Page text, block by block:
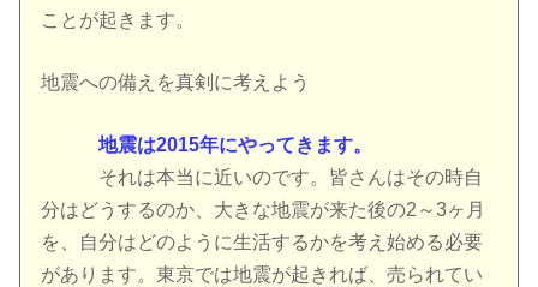
ことが起きます。
地震への備えを真剣に考えよう
地震は2015年にやってきます。
それは本当に近いのです。皆さんはその時自
分はどうするのか、大きな地震が来た後の2～3ヶ月
を、自分はどのように生活するかを考え始める必要
があります。東京では地震が起きれば、売られてい